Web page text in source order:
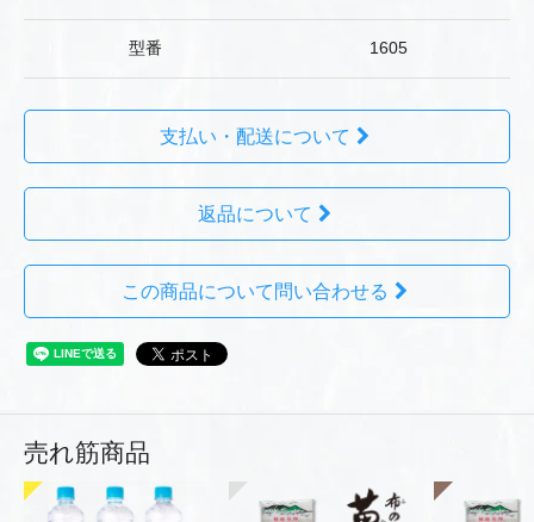
型番 1605
支払い・配送について
返品について
この商品について問い合わせる
売れ筋商品